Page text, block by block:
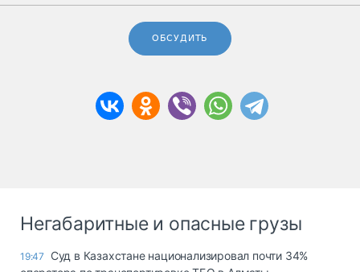
ОБСУДИТЬ
Негабаритные и опасные грузы
19:47
Суд в Казахстане национализировал почти 34%